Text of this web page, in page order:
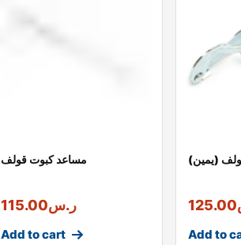
مساعد كبوت قولف
ر.س115.00
Add to cart
(يمين)
125.00
Add to